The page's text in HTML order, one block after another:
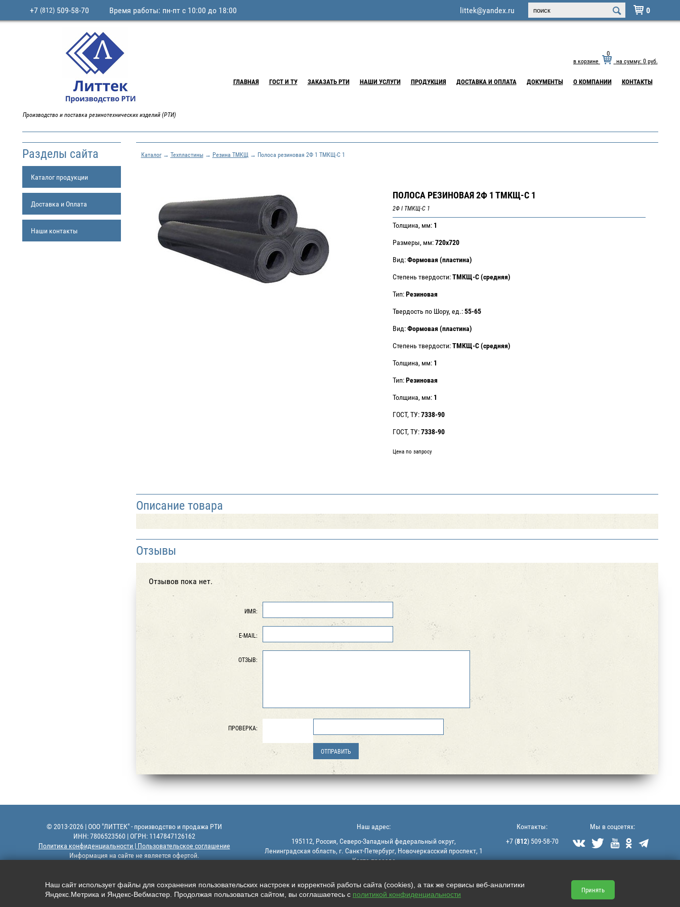
 0
+7 (812)509-58-70 Время работы: пн-пт с 10:00 до 18:00 littek@yandex.ru
Производство и поставка резинотехнических изделий (РТИ)
в корзине
0
на сумму: 0руб.
ГЛАВНАЯ ГОСТ И ТУ ЗАКАЗАТЬ РТИ НАШИ УСЛУГИ ПРОДУКЦИЯ ДОСТАВКА И ОПЛАТА ДОКУМЕНТЫ О КОМПАНИИ КОНТАКТЫ
Разделы сайта
Каталог продукции
Доставка и Оплата
Наши контакты
Каталог→ Техпластины→ Резина ТМКЩ → Полоса резиновая 2Ф 1 ТМКЩ-С 1
ПОЛОСА РЕЗИНОВАЯ 2Ф 1 ТМКЩ-С 1
2Ф I ТМКЩ-С 1
Толщина, мм: 1
Размеры, мм:720х720
Вид:Формовая (пластина)
Степень твердости:ТМКЩ-С (средняя)
Тип:Резиновая
Твердость по Шору, ед.:55-65
Вид:Формовая (пластина)
Степень твердости:ТМКЩ-С (средняя)
Толщина, мм: 1
Тип:Резиновая
Толщина, мм: 1
ГОСТ, ТУ:7338-90
ГОСТ, ТУ:7338-90
Цена по запросу
Описание товара
Отзывы
Отзывов пока нет.
ИМЯ:
E-MAIL:
ОТЗЫВ:
ПРОВЕРКА:
© 2013-2026 | ООО "ЛИТТЕК" - производство и продажа РТИ
ИНН: 7806523560 | ОГРН: 1147847126162
Политика конфиденциальности | Пользовательское соглашение
Информация на сайте не является офертой.
Наш адрес:
195112, Россия, Северо-Западный федеральный округ,
Ленинградская область, г. Санкт-Петербург, Новочеркасский проспект, 1
Карта проезда
Контакты:
+7 (812) 509-58-70
littek@yandex.ru
Мы в соцсетях:
    
Наш сайт использует файлы для сохранения пользовательских настроек и корректной работы сайта (cookies), а так же сервисы веб-аналитики
Яндекс.Метрика и Яндекс-Вебмастер. Продолжая пользоваться сайтом, вы соглашаетесь с политикой конфиденциальности Принять